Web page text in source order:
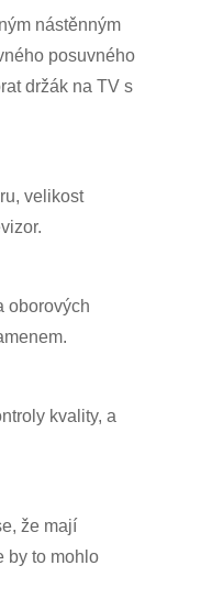
nástěnným
posuvného
držák na TV s
velikost
oborových
kvality, a
že mají
by to mohlo